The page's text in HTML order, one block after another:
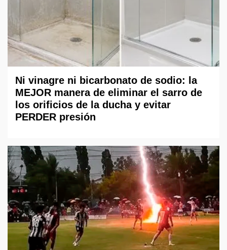
Ni vinagre ni bicarbonato de sodio: la
MEJOR manera de eliminar el sarro de
los orificios de la ducha y evitar
PERDER presión